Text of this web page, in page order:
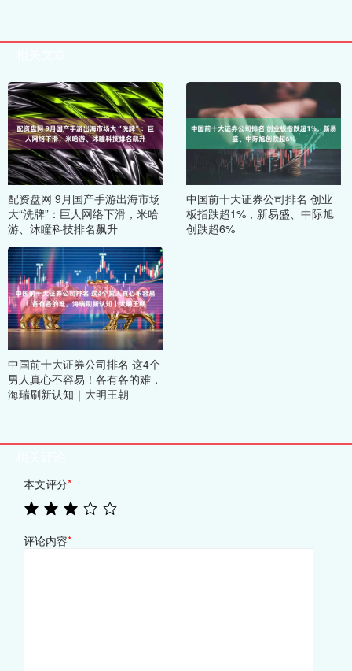
配资盘网 9月国产手游出海市场
大“洗牌”：巨人网络下滑，米哈
游、沐瞳科技排名飙升
中国前十大证券公司排名 创业
板指跌超1%，新易盛、中际旭
创跌超6%
中国前十大证券公司排名 这4个
男人真心不容易！各有各的难，
海瑞刷新认知｜大明王朝
本文评分*
评论内容*